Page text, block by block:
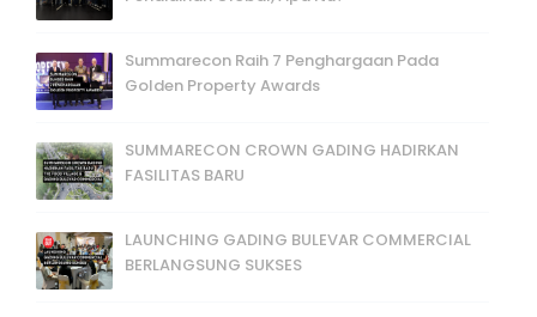
Summarecon Raih 7 Penghargaan Pada
Golden Property Awards
SUMMARECON CROWN GADING HADIRKAN
FASILITAS BARU
LAUNCHING GADING BULEVAR COMMERCIAL
BERLANGSUNG SUKSES